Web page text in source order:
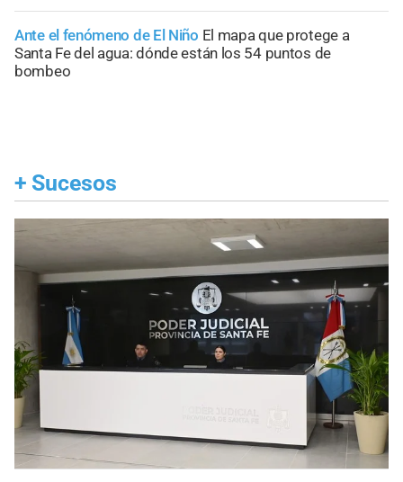
Ante el fenómeno de El Niño El mapa que protege a
Santa Fe del agua: dónde están los 54 puntos de
bombeo
+ Sucesos